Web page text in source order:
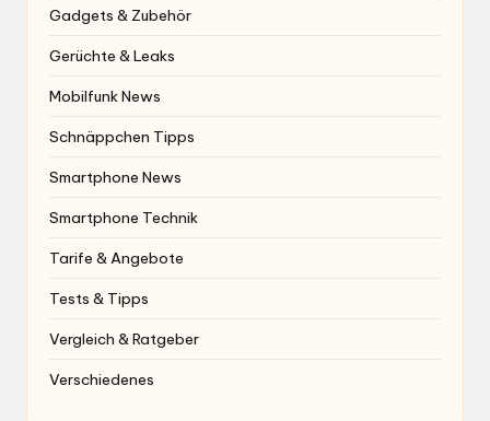
Gadgets & Zubehör
Gerüchte & Leaks
Mobilfunk News
Schnäppchen Tipps
Smartphone News
Smartphone Technik
Tarife & Angebote
Tests & Tipps
Vergleich & Ratgeber
Verschiedenes